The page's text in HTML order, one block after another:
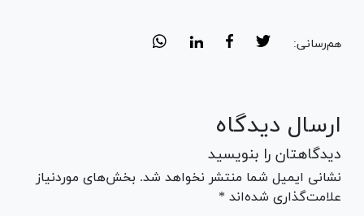
هم‌رسانی:
ارسال دیدگاه
دیدگاهتان را بنویسید
نشانی ایمیل شما منتشر نخواهد شد. بخش‌های موردنیاز
علامت‌گذاری شده‌اند *